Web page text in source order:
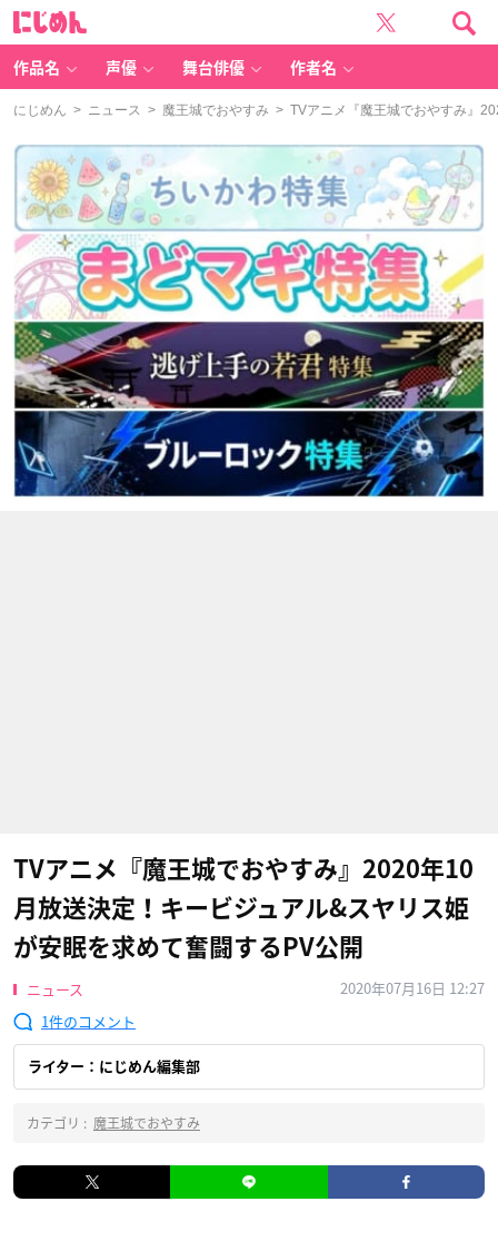
作品名 声優 舞台俳優 作者名
にじめん > ニュース > 魔王城でおやすみ > TVアニメ『魔王城でおやすみ』
TVアニメ『魔王城でおやすみ』2020年10
月放送決定！キービジュアル&スヤリス姫
が安眠を求めて奮闘するPV公開
ニュース
2020年07月16日 12:27
1
ライター：にじめん編集部
カテゴリ : 魔王城でおやすみ